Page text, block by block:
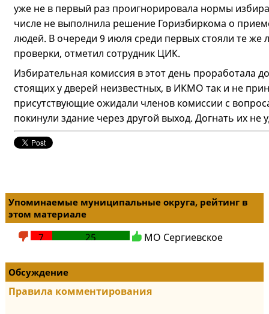
уже не в первый раз проигнорировала нормы
числе не выполнила решение Горизбиркома о
людей. В очереди 9 июля среди первых стояли те же
проверки, отметил сотрудник ЦИК.
Избирательная комиссия в этот день проработала
стоящих у дверей неизвестных, в ИКМО так и не
присутствующие ожидали членов комиссии с
покинули здание через другой выход. Догнать их не
Упоминаемые муниципальные округа, рейтинг в
этом материале
7 25 МО Сергиевское
Обсуждение
Правила комментирования